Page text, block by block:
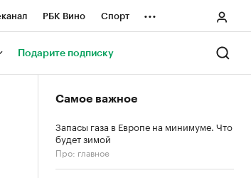
РБК Вино Спорт
Город
...
Подарите подписку
Самое важное
Запасы газа в Европе на минимуме. Что
будет зимой
Про: главное